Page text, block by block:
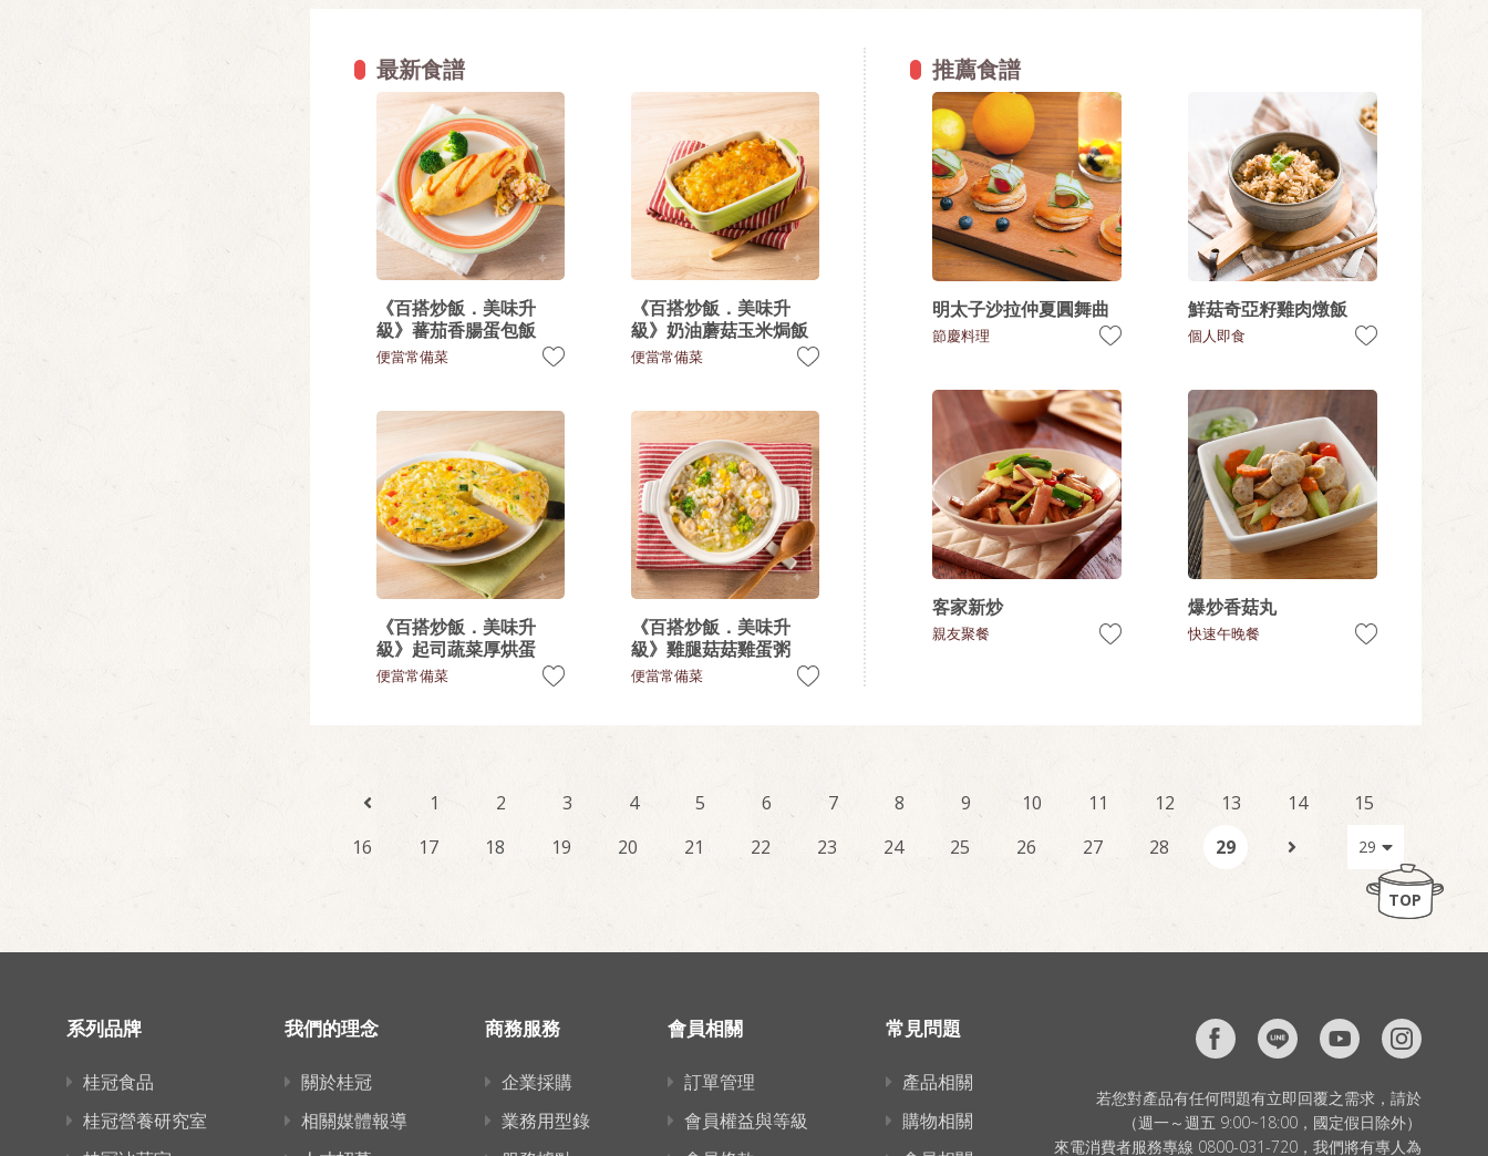
最新食譜
《百搭炒飯．美味升
級》蕃茄香腸蛋包飯
便當常備菜
《百搭炒飯．美味升
級》奶油蘑菇玉米焗飯
便當常備菜
《百搭炒飯．美味升
級》起司蔬菜厚烘蛋
便當常備菜
《百搭炒飯．美味升
級》雞腿菇菇雞蛋粥
便當常備菜
推薦食譜
明太子沙拉仲夏圓舞曲
節慶料理
鮮菇奇亞籽雞肉燉飯
個人即食
客家新炒
親友聚餐
爆炒香菇丸
快速午晚餐
1 2 3 4 5 6 7 8 9 10 11 12 13 14
15
16
17 18 19 20 21 22 23 24 25 26 27 28 29
TOP
系列品牌
桂冠食品
桂冠營養研究室
我們的理念
關於桂冠
相關媒體報導
商務服務
企業採購
業務用型錄
會員相關
訂單管理
會員權益與等級
常見問題
產品相關
購物相關
若您對產品有任何問題有立即回覆之需求，請於
（週一～週五 9:00~18:00，國定假日除外）
來電消費者服務專線 0800-031-720，我們將有專人為